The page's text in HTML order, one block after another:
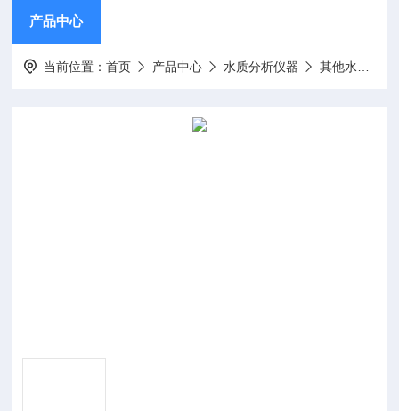
产品中心
当前位置：首页 产品中心 水质分析仪器 其他水质分析仪及配件